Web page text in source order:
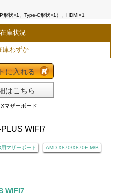
形状×1、Type-C形状×1）、HDMI×1
在庫状況
庫わずか
に入れる
はこちら
マザーボード
用マザーボード AMD X870/X870E M/B
WIFI7